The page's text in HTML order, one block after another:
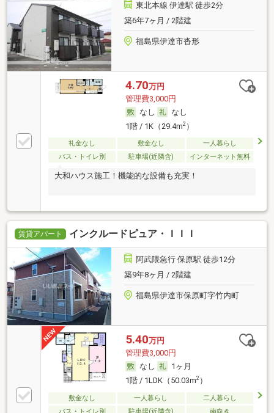
東北本線 伊達駅 徒歩2分
築6年7ヶ月 / 2階建
福島県伊達市沓形
4.70万円
管理費3,000円
なし
なし
1階 / 1K（29.4m2）
礼金なし 敷金なし
一人暮らし
バス・トイレ別
駐車場(近隣含) インターネット無料
大和ハウス施工！機能的な設備も充実！
賃貸アパート インクルードピュア・ＩＩＩ
阿武隈急行 保原駅 徒歩12分
築9年8ヶ月 / 2階建
福島県伊達市保原町字竹内町
5.40万円
管理費3,000円
なし
1ヶ月
1階 / 1LDK（50.03m2）
敷金なし 一人暮らし
二人暮らし
バス・トイレ別
駐車場(近隣含) 南向き